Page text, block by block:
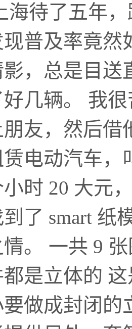
海待了五年
普及率竟然
，总是目
好几辆。 我
朋友，然后
电动汽车，
时 20 大元
了 smart 纸
。 一共 9
是立体的
要做成封闭